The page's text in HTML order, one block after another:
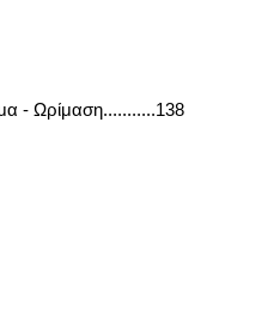
- Ωρίμαση...........138